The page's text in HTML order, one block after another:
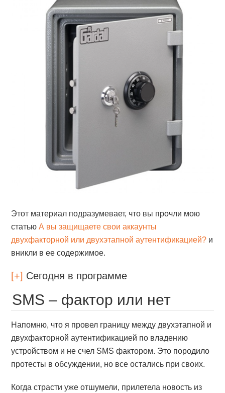
Этот материал подразумевает, что вы прочли мою
статьюА вы защищаете свои аккаунты
двухфакторной или двухэтапной аутентификацией? и
вникли в ее содержимое.
[+] Сегодня в программе
SMS – фактор или нет
Напомню, что я провел границу между двухэтапной и
двухфакторной аутентификацией по владению
устройством и не счел SMS фактором. Это породило
протесты в обсуждении, но все остались при своих.
Когда страсти уже отшумели, прилетела новость из